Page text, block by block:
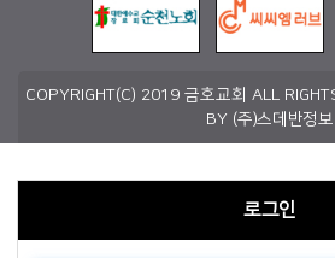
COPYRIGHT(C) 2019 금호교회 ALL
BY (주)스데반정보
로그인